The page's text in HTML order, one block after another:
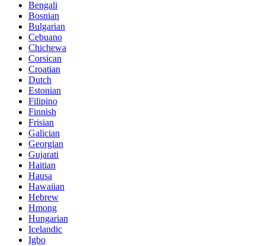
Bengali
Bosnian
Bulgarian
Cebuano
Chichewa
Corsican
Croatian
Dutch
Estonian
Filipino
Finnish
Frisian
Galician
Georgian
Gujarati
Haitian
Hausa
Hawaiian
Hebrew
Hmong
Hungarian
Icelandic
Igbo